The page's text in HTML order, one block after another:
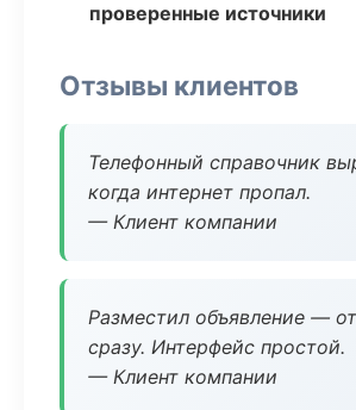
проверенные источники
Отзывы клиентов
Телефонный справочник
когда интернет пропал.
— Клиент компании
Разместил объявление —
сразу. Интерфейс простой.
— Клиент компании